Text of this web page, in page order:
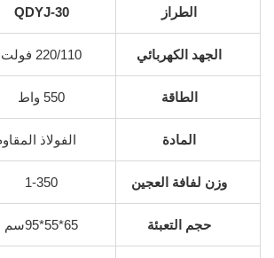
الطراز QDYJ-30
الجهد الكهربائي 220/110 فولت
الطاقة 550 واط
المادة الفولاذ
وزن لفافة العجين 1-350
حجم التعبئة 65*55*95سم